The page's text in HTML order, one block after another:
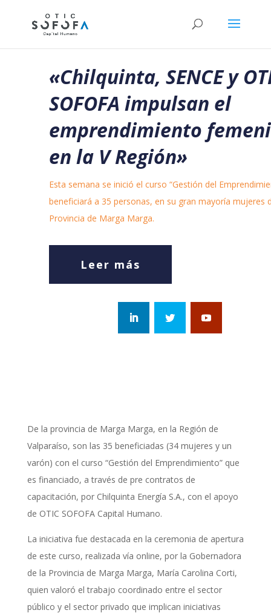
«Chilquinta, SENCE y
SOFOFA impulsan el
emprendimiento
en la V Región»
Esta semana se inició el curso “Gestión del
beneficiará a 35 personas, en su gran mayoría mujeres
Provincia de Marga Marga.
Leer más
De la provincia de Marga Marga, en la Región de
Valparaíso, son las 35 beneficiadas (34 mujeres y un
varón) con el curso “Gestión del Emprendimiento” que
es financiado, a través de pre contratos de
capacitación, por Chilquinta Energía S.A., con el apoyo
de OTIC SOFOFA Capital Humano.
La iniciativa fue destacada en la ceremonia de apertura
de este curso, realizada vía online, por la Gobernadora
de la Provincia de Marga Marga, María Carolina Corti,
quien valoró el trabajo coordinado entre el sector
público y el sector privado que implican iniciativas